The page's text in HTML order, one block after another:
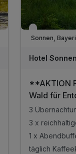
*
Verfügbar
Sonnen,
**AKTION
Wald für
3
3 x
täglich